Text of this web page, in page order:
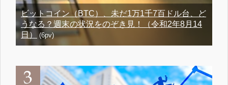
ビットコイン（BTC）、未だ1万1千7百ドル台、ど
うなる？週末の状況をのぞき見！（令和2年8月14
日）
(6pv)